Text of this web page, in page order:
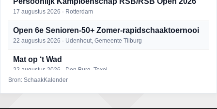
17 augustus 2026 · Rotterdam
Open 6e Senioren-50+ Zomer-rapidschaaktoernooi
22 augustus 2026 · Udenhout, Gemeente Tilburg
Mat op ‘t Wad
22 augustus 2026 · Den Burg, Texel
Bron: SchaakKalender